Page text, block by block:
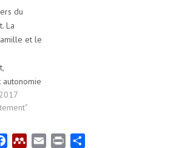
du
La
et le
autonomie
FacebookMendeley
Email Print